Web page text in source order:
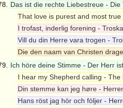
Das ist die rechte Liebestreue -
That love is purest and most
I trofast, inderlig forening -
Vill du din Herre vara trogen -
Die den naam van Christen
Ich höre deine Stimme - Der Herr
I hear my Shepherd calling -
Din stemme kan jeg høre -
Hans röst jag hör och följer -